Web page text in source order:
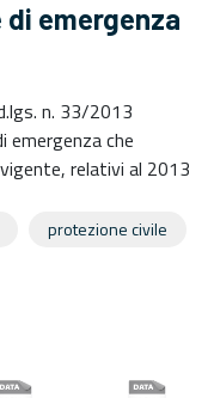
emergenza
n. 33/2013
emergenza che
relativi al 2013
protezione civile